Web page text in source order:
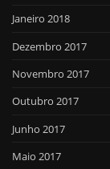
Janeiro 2018
Dezembro 2017
Novembro 2017
Outubro 2017
Junho 2017
Maio 2017